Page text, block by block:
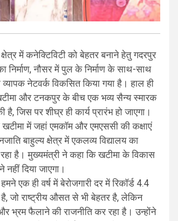
में कनेक्टिविटी को बेहतर बनाने हेतु गदरपुर
निर्माण, नौसर में पुल के निर्माण के साथ-साथ
नेटवर्क विकसित किया गया है। हाल ही
और टनकपुर के बीच एक भव्य सैन्य स्मारक
है, जिस पर शीघ्र ही कार्य प्रारंभ हो जाएगा।
खटीमा में जहां एमकॉम और एमएससी की कक्षाएं
बाहुल्य क्षेत्र में एकलव्य विद्यालय का
है। मुख्यमंत्री ने कहा कि खटीमा के विकास
दिया जाएगा।
एक ही वर्ष में बेरोजगारी दर में रिकॉर्ड 4.4
जो राष्ट्रीय औसत से भी बेहतर है, लेकिन
भ्रम फैलाने की राजनीति कर रहा है। उन्होंने